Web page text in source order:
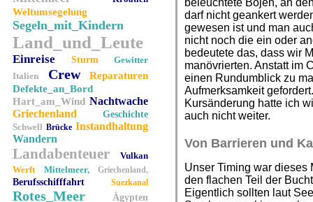
Weltumsegelung
Segeln_mit_Kindern
Land_und_Leute
Einreise Sturm
Gewitter
Italien
Crew
Reparaturen
Defekte_an_Bord
Hart_am_Wind Nachtwache
Griechenland
Geschichte
Schwell Brücke Instandhaltung
Wandern
Landabenteuer
Vulkan
Werft
Mittelmeer, Griechenland,
Berufsschifffahrt Suezkanal
Rotes_Meer Ägypten
beleuchtete Bojen, an
darf nicht geankert
gewesen ist und man
nicht noch die ein oder
bedeutete das, dass wir
manövrierten. Anstatt im
einen Rundumblick zu
Aufmerksamkeit
Kursänderung hatte ich
auch nicht weiter.
Von Barrieren und
Unser Timing war dieses
den flachen Teil der
Eigentlich sollten laut